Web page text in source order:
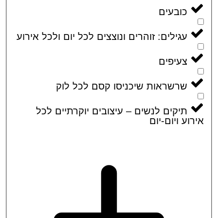
כובעים
עגילים: זוהרים ונוצצים לכל יום ולכל אירוע
צעיפים
שרשראות שיכניסו קסם לכל לוק
תיקים לנשים – עיצובים יוקרתיים לכל
ויום-יום